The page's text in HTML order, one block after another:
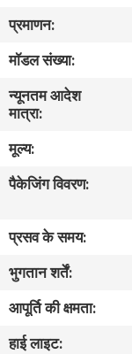
हमारे
बारे
में
कारखाना
भ्रमण
गुणवत्ता
नियंत्रण
COMPANY
प्रमाणन:
मॉडल संख्या:
न्यूनतम आदेश
मात्रा:
मूल्य:
पैकेजिंग विवरण:
प्रसव के समय:
भुगतान शर्तें:
आपूर्ति की क्षमता:
हाई लाइट: